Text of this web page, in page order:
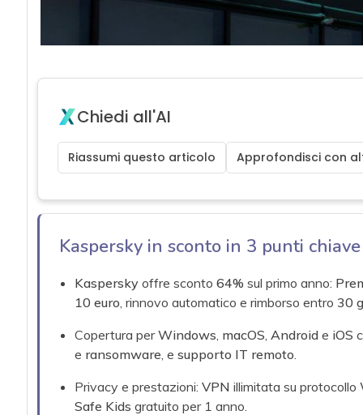
Chiedi all'AI
Riassumi questo articolo Approfondisci con
Kaspersky in sconto in 3 punti chiave
Kasperskyoffre sconto 64% sul primo anno:
10 euro , rinnovo automatico e rimborso entro 30
Copertura perWindows macOS Androide iOS
e ransomware , e supporto IT remoto
Privacy e prestazioni: VPN illimitata su protocollo
Safe Kids gratuito per 1 anno.